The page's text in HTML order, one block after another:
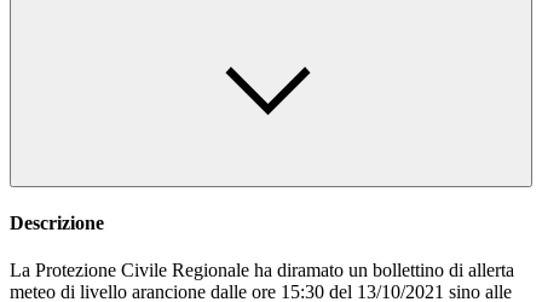
Descrizione
La Protezione Civile Regionale ha diramato un bollettino di allerta
meteo di livello arancione dalle ore 15:30 del 13/10/2021 sino alle